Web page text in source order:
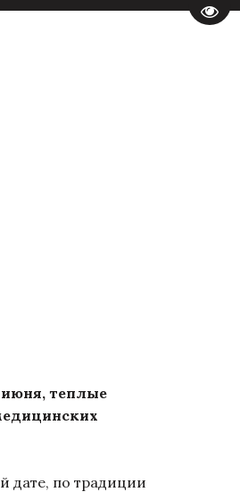
июня, теплые
дате, по традиции